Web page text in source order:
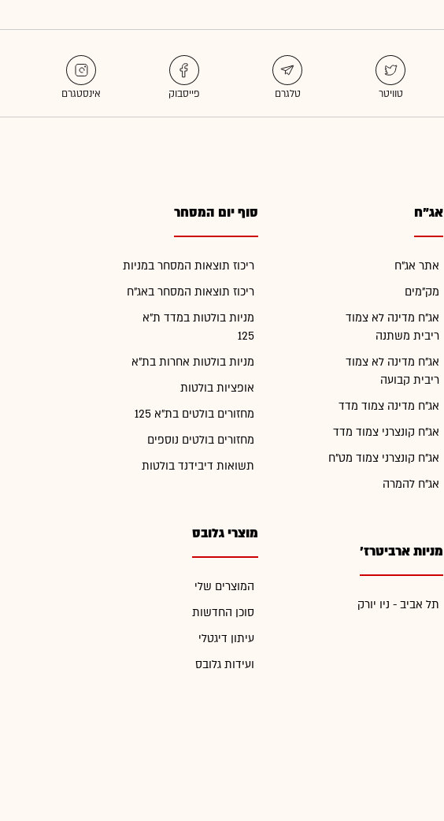
אג"ח
אתר אג"ח
מק"מים
אג"ח מדינה לא צמוד
ריבית משתנה
אג"ח מדינה לא צמוד
ריבית קבועה
אג"ח מדינה צמוד מדד
אג"ח קונצרני צמוד מדד
אג"ח קונצרני צמוד מט"ח
אג"ח להמרה
מניות ארביטרז'
תל אביב - ניו יורק
סוף יום המסחר
ריכוז תוצאות המסחר במניות
ריכוז תוצאות המסחר באג"ח
מניות בולטות במדד ת"א
125
מניות בולטות אחרות בת"א
אופציות בולטות
מחזורים בולטים בת"א 125
מחזורים בולטים נוספים
תשואות דיבידנד בולטות
מוצרי גלובס
המוצרים שלי
סוכן החדשות
עיתון דיגטלי
ועידות גלובס